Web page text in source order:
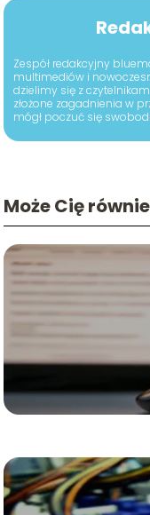
Zespół redakcyjny
multimediów i
dzielimy się z
złożone zagadnienia w
mógł poczuć się
Może Cię